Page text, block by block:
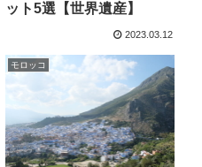
ット5選【世界遺産】
2023.03.12
モロッコ